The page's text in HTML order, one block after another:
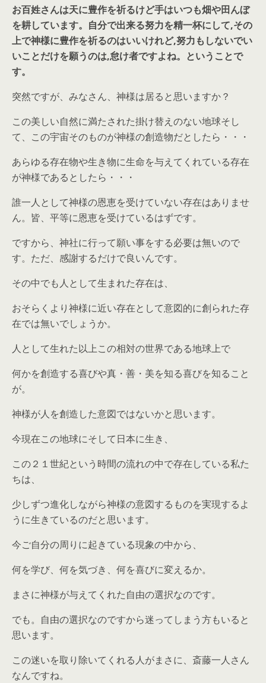
お百姓さんは天に豊作を祈るけど手はいつも畑や田んぼ
を耕しています。自分で出来る努力を精一杯にして,その
上で神様に豊作を祈るのはいいけれど,努力もしないでい
いことだけを願うのは,怠け者ですよね。ということで
す。
突然ですが、みなさん、神様は居ると思いますか？
この美しい自然に満たされた掛け替えのない地球そし
て、この宇宙そのものが神様の創造物だとしたら・・・
あらゆる存在物や生き物に生命を与えてくれている存在
が神様であるとしたら・・・
誰一人として神様の恩恵を受けていない存在はありませ
ん。皆、平等に恩恵を受けているはずです。
ですから、神社に行って願い事をする必要は無いので
す。ただ、感謝するだけで良いんです。
その中でも人として生まれた存在は、
おそらくより神様に近い存在として意図的に創られた存
在では無いでしょうか。
人として生れた以上この相対の世界である地球上で
何かを創造する喜びや真・善・美を知る喜びを知ること
が。
神様が人を創造した意図ではないかと思います。
今現在この地球にそして日本に生き、
この２１世紀という時間の流れの中で存在している私た
ちは、
少しずつ進化しながら神様の意図するものを実現するよ
うに生きているのだと思います。
今ご自分の周りに起きている現象の中から、
何を学び、何を気づき、何を喜びに変えるか。
まさに神様が与えてくれた自由の選択なのです。
でも。自由の選択なのですから迷ってしまう方もいると
思います。
この迷いを取り除いてくれる人がまさに、斎藤一人さん
なんですね。